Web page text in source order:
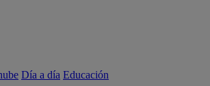
Día a día Educación